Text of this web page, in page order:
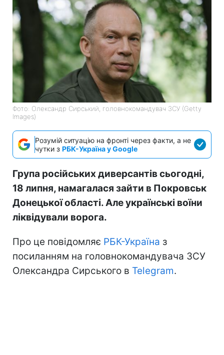
Фото: Олександр Сирський, головнокомандувач ЗСУ (Getty
Images)
Розумій ситуацію на фронті через факти, а не
чутки з РБК-Україна у Google
Група російських диверсантів сьогодні,
18 липня, намагалася зайти в Покровськ
Донецької області. Але українські воїни
ліквідували ворога.
Про це повідомляє РБК-Україна з
посиланням на головнокомандувача ЗСУ
Олександра Сирського в Telegram.